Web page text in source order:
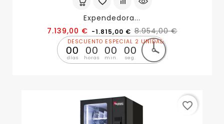
Expendedora...
7.139,00 € Precio
base
-1.815,00 € 8.954,00 €Precio
DESCUENTO ESPECIAL 2 UNIDADES
00
días
00
horas
00
min.
00
seg.
favorite_border